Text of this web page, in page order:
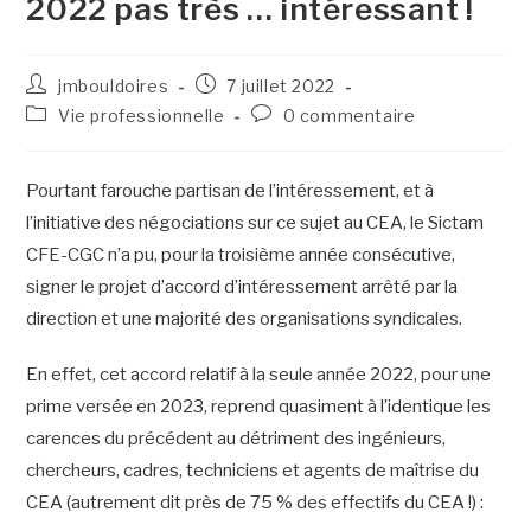
2022 pas très … intéressant !
jmbouldoires
7 juillet 2022
Vie professionnelle
0 commentaire
Pourtant farouche partisan de l’intéressement, et à
l’initiative des négociations sur ce sujet au CEA, le Sictam
CFE-CGC n’a pu, pour la troisième année consécutive,
signer le projet d’accord d’intéressement arrêté par la
direction et une majorité des organisations syndicales.
En effet, cet accord relatif à la seule année 2022, pour une
prime versée en 2023, reprend quasiment à l’identique les
carences du précédent au détriment des ingénieurs,
chercheurs, cadres, techniciens et agents de maîtrise du
CEA (autrement dit près de 75 % des effectifs du CEA !) :